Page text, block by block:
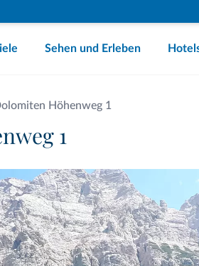
Sehen und Erleben
Höhenweg 1
1